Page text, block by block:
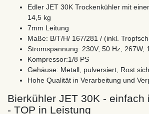
Edler JET 30K Trockenkühler mit
14,5 kg
7mm Leitung
Maße: B/T/H/ 167/281 / (inkl.
Stromspannung: 230V, 50 Hz, 267W,
Kompressor:1/8 PS
Gehäuse: Metall, pulversiert, Rost
Hohe Qualität in Verarbeitung und
Bierkühler JET 30K - einfach
- TOP in Leistung